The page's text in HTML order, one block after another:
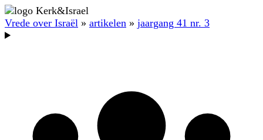
Vrede over Israël » artikelen » jaargang 41 nr. 3